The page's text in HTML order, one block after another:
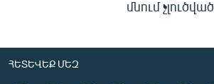
մնում չլուծված
ՀԵՏԵՎԵՔ ՄԵԶ